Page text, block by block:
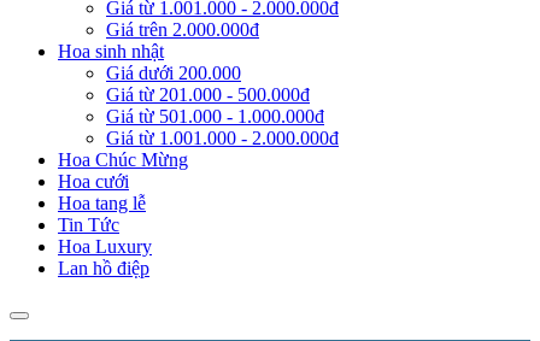
Giá từ 1.001.000 - 2.000.000đ
Giá trên 2.000.000đ
Hoa sinh nhật
Giá dưới 200.000
Giá từ 201.000 - 500.000đ
Giá từ 501.000 - 1.000.000đ
Giá từ 1.001.000 - 2.000.000đ
Hoa Chúc Mừng
Hoa cưới
Hoa tang lễ
Tin Tức
Hoa Luxury
Lan hồ điệp